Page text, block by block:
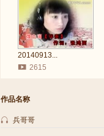
20140913...
2615
作品名称
兵哥哥